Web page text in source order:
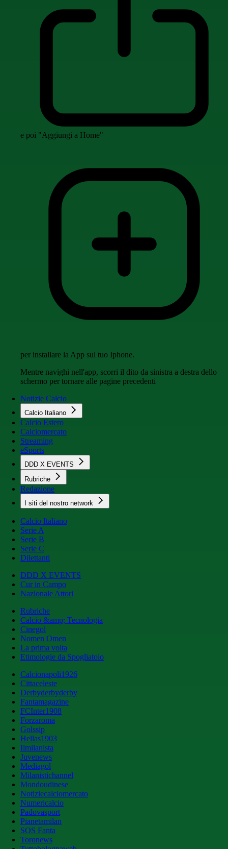
e poi "Aggiungi a Home"
per installare la App sul tuo Iphone.
Mentre navighi nell'app, scorri il dito da sinistra a destra dello
schermo per tornare alle pagine precedenti
Notizie Calcio
Calcio Italiano
Calcio Estero
Calciomercato
Streaming
eSports
DDD X EVENTS
Rubriche
Redazione
I siti del nostro network
Calcio Italiano
Serie A
Serie B
Serie C
Dilettanti
DDD X EVENTS
Cur in Campo
Nazionale Attori
Rubriche
Calcio &amp; Tecnologia
Cinegol
Nomen Omen
La prima volta
Etimologie da Spogliatoio
Calcionapoli1926
Cittaceleste
Derbyderbyderby
Fantamagazine
FCInter1908
Forzaroma
Golssip
Hellas1903
Ilmilanista
Juvenews
Mediagol
Milanistichannel
Mondoudinese
Notiziecalciomercato
Numericalcio
Padovasport
Pianetamilan
SOS Fanta
Toronews